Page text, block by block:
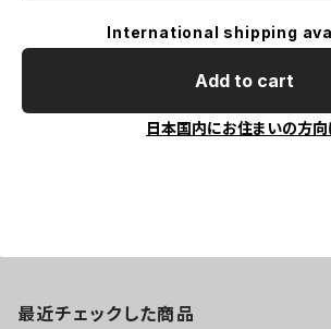
International shipping
Add to cart
日本国内にお住まいの方向
最近チェックした商品